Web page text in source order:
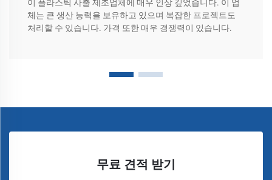
이 플라스틱 사출 제조업체에 매우 인상 깊었습니다. 이 업
체는 큰 생산 능력을 보유하고 있으며 복잡한 프로젝트도
처리할 수 있습니다. 가격 또한 매우 경쟁력이 있습니다.
무료 견적 받기